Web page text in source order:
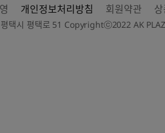
개인정보처리방침 회원약관
평택시 평택로 51 Copyrightⓒ2022 AK